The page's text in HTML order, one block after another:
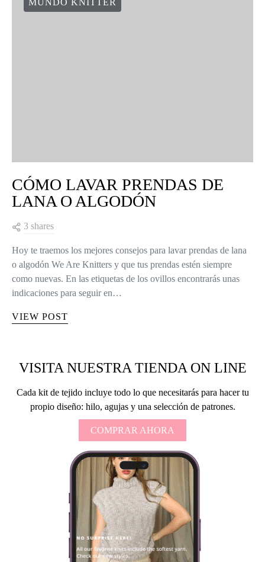
MUNDO KNITTER
CÓMO LAVAR PRENDAS DE
LANA O ALGODÓN
3 shares
Hoy te traemos los mejores consejos para lavar prendas de lana
o algodón We Are Knitters y que tus prendas estén siempre
como nuevas. En las etiquetas de los ovillos encontrarás unas
indicaciones para seguir en…
VIEW POST
VISITA NUESTRA TIENDA ON LINE
Cada kit de tejido incluye todo lo que necesitarás para hacer tu
propio diseño: hilo, agujas y una selección de patrones.
COMPRAR AHORA